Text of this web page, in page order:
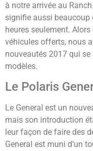
à notre arrivée au
signifie aussi beaucoup
heures seulement.
véhicules offerts, nous
nouveautés 2017 qui
modèles.
Le Polaris
Le General est un
mais son introduction
leur façon de faire des
General est muni d’un